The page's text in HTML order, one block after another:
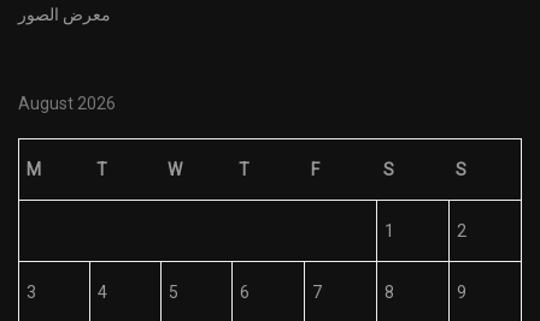
معرض الصور
August 2026
M T W T F S S
1 2
3 4 5 6 7 8 9